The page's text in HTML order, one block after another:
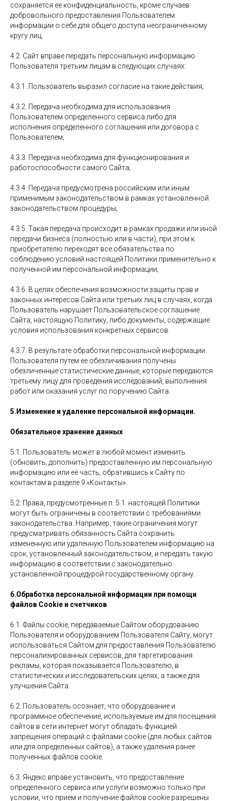
сохраняется ее конфиденциальность, кроме случаев
добровольного предоставления Пользователем
информации о себе для общего доступа неограниченному
кругу лиц.
4.2. Сайт вправе передать персональную информацию
Пользователя третьим лицам в следующих случаях:
4.3.1. Пользователь выразил согласие на такие действия;
4.3.2. Передача необходима для использования
Пользователем определенного сервиса либо для
исполнения определенного соглашения или договора с
Пользователем;
4.3.3. Передача необходима для функционирования и
работоспособности самого Сайта;
4.3.4. Передача предусмотрена российским или иным
применимым законодательством в рамках установленной
законодательством процедуры;
4.3.5. Такая передача происходит в рамках продажи или иной
передачи бизнеса (полностью или в части), при этом к
приобретателю переходят все обязательства по
соблюдению условий настоящей Политики применительно к
полученной им персональной информации;
4.3.6. В целях обеспечения возможности защиты прав и
законных интересов Сайта или третьих лиц в случаях, когда
Пользователь нарушает Пользовательское соглашение
Сайта, настоящую Политику, либо документы, содержащие
условия использования конкретных сервисов.
4.3.7. В результате обработки персональной информации
Пользователя путем ее обезличивания получены
обезличенные статистические данные, которые передаются
третьему лицу для проведения исследований, выполнения
работ или оказания услуг по поручению Сайта.
5.Изменение и удаление персональной информации.
Обязательное хранение данных
5.1. Пользователь может в любой момент изменить
(обновить, дополнить) предоставленную им персональную
информацию или её часть, обратившись к Сайту по
контактам в разделе 9.«Контакты».
5.2. Права, предусмотренные п. 5.1. настоящей Политики
могут быть ограничены в соответствии с требованиями
законодательства. Например, такие ограничения могут
предусматривать обязанность Сайта сохранить
измененную или удаленную Пользователем информацию на
срок, установленный законодательством, и передать такую
информацию в соответствии с законодательно
установленной процедурой государственному органу.
6.Обработка персональной информации при помощи
файлов Cookie и счетчиков
6.1. Файлы cookie, передаваемые Сайтом оборудованию
Пользователя и оборудованием Пользователя Сайту, могут
использоваться Сайтом для предоставления Пользователю
персонализированных сервисов, для таргетирования
рекламы, которая показывается Пользователю, в
статистических и исследовательских целях, а также для
улучшения Сайта.
6.2. Пользователь осознает, что оборудование и
программное обеспечение, используемые им для посещения
сайтов в сети интернет могут обладать функцией
запрещения операций с файлами cookie (для любых сайтов
или для определенных сайтов), а также удаления ранее
полученных файлов cookie.
6.3. Яндекс вправе установить, что предоставление
определенного сервиса или услуги возможно только при
условии, что прием и получение файлов cookie разрешены